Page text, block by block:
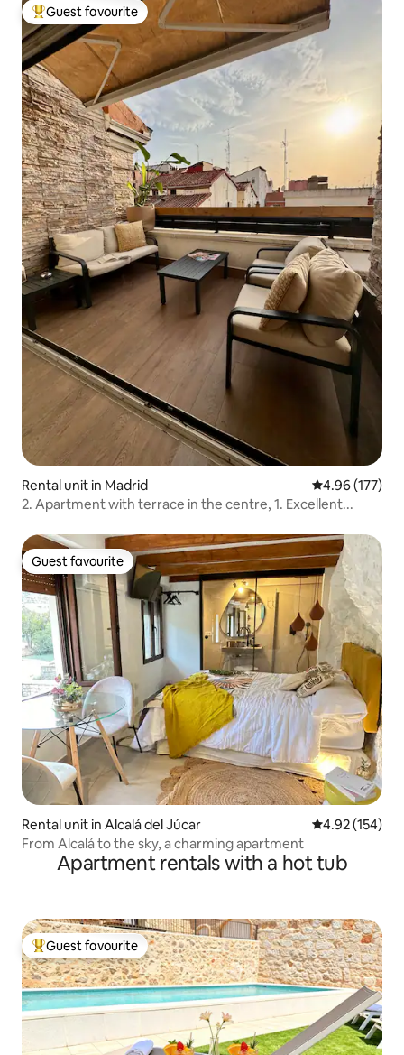
Top guest favourite
Guest favourite
Rental unit in Madrid 4.96 out of 5
4.96 (177)
2. Apartment with terrace in the centre, 1. Excellent...
Guest favourite
Guest favourite
Rental unit in Alcalá del Júcar 4.92 out of 5
4.92 (154)
From Alcalá to the sky, a charming apartment
Apartment rentals with a hot tub
Top guest favourite
Guest favourite